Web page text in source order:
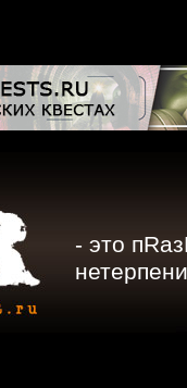
- это